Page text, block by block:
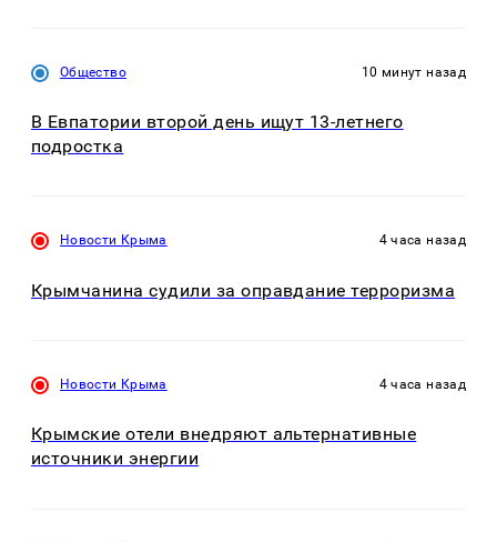
Общество 10 минут назад
В Евпатории второй день ищут 13-летнего
подростка
Новости Крыма 4 часа назад
Крымчанина судили за оправдание терроризма
Новости Крыма 4 часа назад
Крымские отели внедряют альтернативные
источники энергии